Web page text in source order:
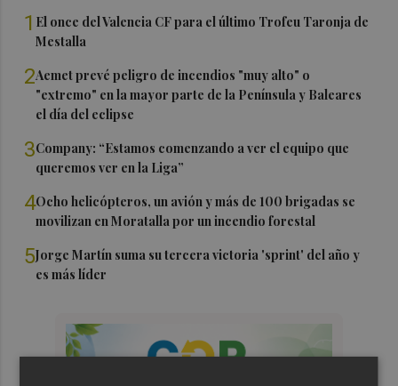
1 El once del Valencia CF para el último Trofeu Taronja de
Mestalla
2Aemet prevé peligro de incendios "muy alto" o
"extremo" en la mayor parte de la Península y Baleares
el día del eclipse
3Company: “Estamos comenzando a ver el equipo que
queremos ver en la Liga”
4Ocho helicópteros, un avión y más de 100 brigadas se
movilizan en Moratalla por un incendio forestal
5Jorge Martín suma su tercera victoria 'sprint' del año y
es más líder